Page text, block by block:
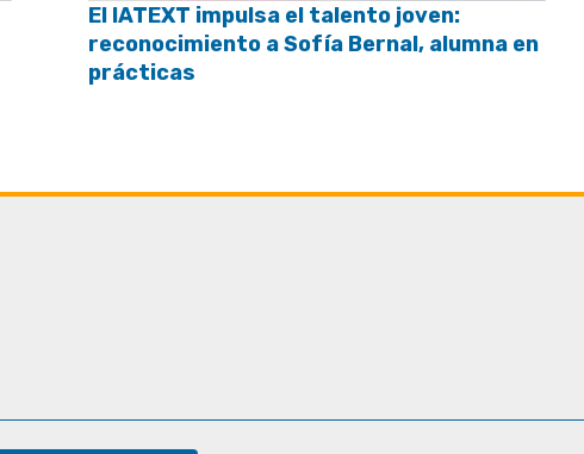
El IATEXT impulsa el talento joven:
reconocimiento a Sofía Bernal, alumna en
prácticas